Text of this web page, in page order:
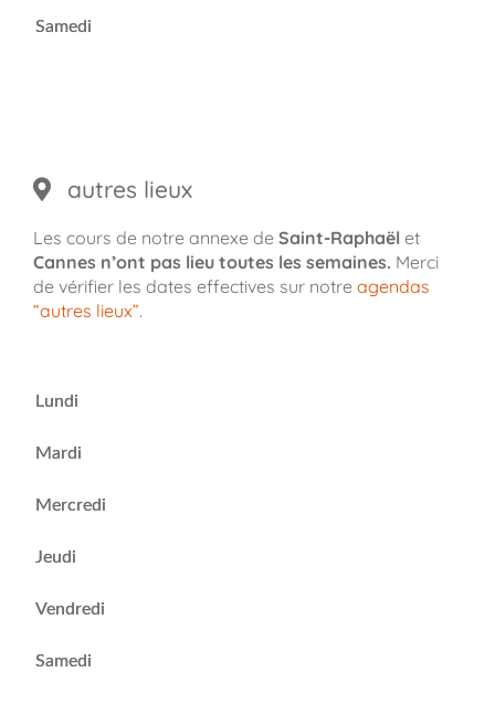
Samedi
autres lieux
Les cours de notre annexe de Saint-Raphaël et
Cannes n’ont pas lieu toutes les semaines. Merci
de vérifier les dates effectives sur notre agendas
“autres lieux”.
Lundi
Mardi
Mercredi
Jeudi
Vendredi
Samedi